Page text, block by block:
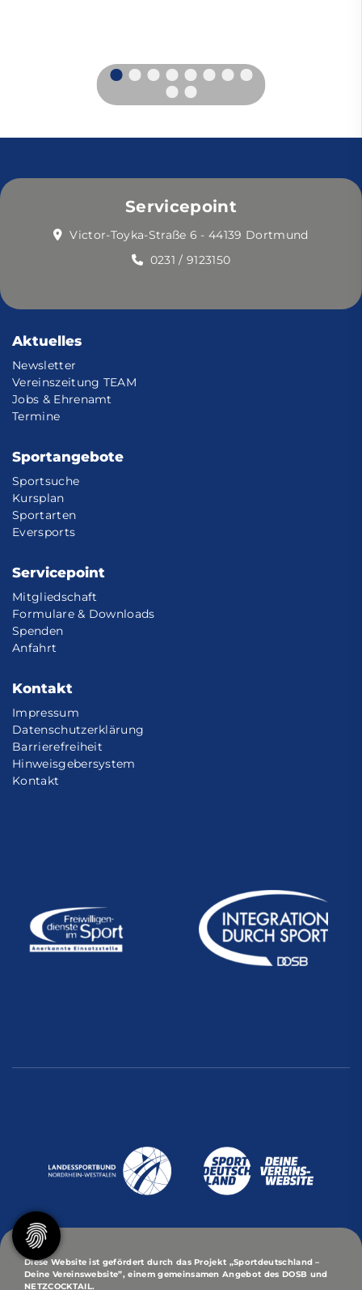
Servicepoint
Victor-Toyka-Straße 6 - 44139 Dortmund
0231 / 9123150
Aktuelles
Newsletter
Vereinszeitung TEAM
Jobs & Ehrenamt
Termine
Sportangebote
Sportsuche
Kursplan
Sportarten
Eversports
Servicepoint
Mitgliedschaft
Formulare & Downloads
Spenden
Anfahrt
Kontakt
Impressum
Datenschutzerklärung
Barrierefreiheit
Hinweisgebersystem
Kontakt
Diese Website ist gefördert durch das Projekt „Sportdeutschland –
Deine Vereinswebsite”, einem gemeinsamen Angebot des DOSB und
NETZCOCKTAIL.